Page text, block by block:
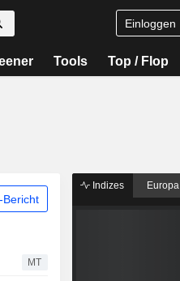
Einloggen
Tools Top / Flop
Bericht
MT
Indizes Europa